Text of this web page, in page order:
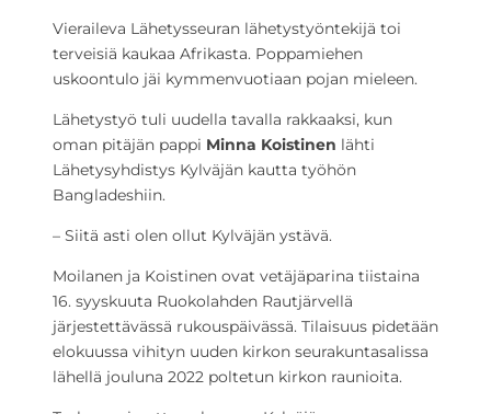
Vieraileva Lähetysseuran lähetystyöntekijä toi
terveisiä kaukaa Afrikasta. Poppamiehen
uskoontulo jäi kymmenvuotiaan pojan mieleen.
Lähetystyö tuli uudella tavalla rakkaaksi, kun
oman pitäjän pappi Minna Koistinen lähti
Lähetysyhdistys Kylväjän kautta työhön
Bangladeshiin.
– Siitä asti olen ollut Kylväjän ystävä.
Moilanen ja Koistinen ovat vetäjäparina tiistaina
16. syyskuuta Ruokolahden Rautjärvellä
järjestettävässä rukouspäivässä. Tilaisuus pidetään
elokuussa vihityn uuden kirkon seurakuntasalissa
lähellä jouluna 2022 poltetun kirkon raunioita.